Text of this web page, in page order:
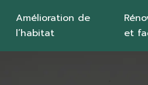
Amélioration de
l’habitat
et